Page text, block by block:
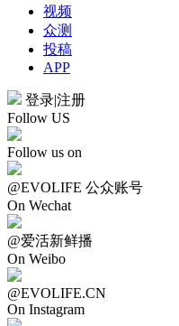
视频
众测
投稿
APP
登录|注册
Follow US
Follow us on
@EVOLIFE 公众账号
On Wechat
@爱活新鲜播
On Weibo
@EVOLIFE.CN
On Instagram